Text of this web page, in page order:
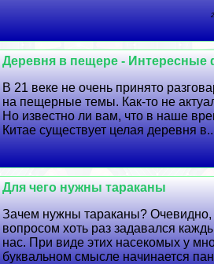
Деревня в пещере - Интересные
В 21 веке не очень принято
на пещерные темы. Как-то не
Но известно ли вам, что в наше
Китае существует целая деревня
Для чего нужны таpaканы
Зачем нужны таpaканы? Очевидно,
вопросом хоть раз задавался
нас. При виде этих насекомых у
буквальном смысле начинается